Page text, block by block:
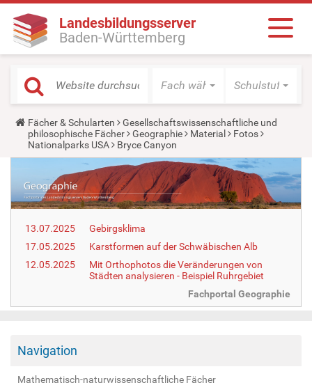
Landesbildungsserver
Baden-Württemberg
Fach wählen Schulstufe
Y
o
u
a
h
e
r
:
Fächer & Schularten
Gesellschaftswissenschaftliche und
philosophische Fächer
Geographie Material
Fotos
Nationalparks USA
Bryce Canyon
13.07.2025
Gebirgsklima
17.05.2025
Karstformen auf der Schwäbischen Alb
12.05.2025
Mit Orthophotos die Veränderungen von
Städten analysieren - Beispiel Ruhrgebiet
Fachportal Geographie
Navigation
Mathematisch-naturwissenschaftliche Fächer